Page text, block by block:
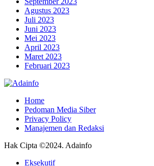
Agustus 2023
Juli 2023
Juni 2023
Mei 2023
April 2023
Maret 2023
Februari 2023
Home
Pedoman Media Siber
Privacy Policy
Manajemen dan Redaksi
Hak Cipta ©2024. Adainfo
Eksekutif